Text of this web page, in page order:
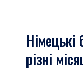
різні